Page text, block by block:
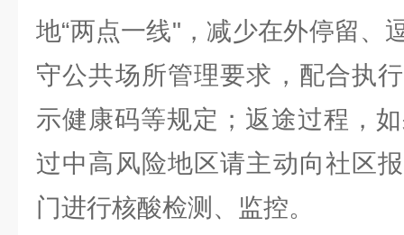
地“两点一线"，减少在外停留、
守公共场所管理要求，配合执
示健康码等规定；返途过程，
过中高风险地区请主动向社区
门进行核酸检测、监控。